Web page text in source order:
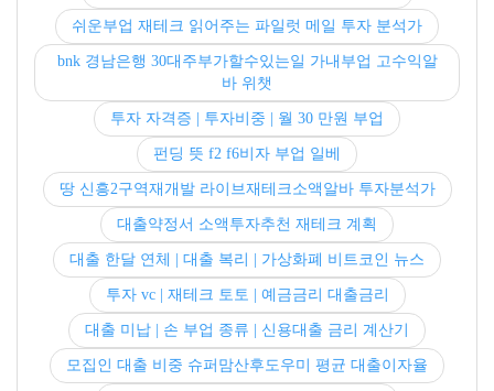
쉬운부업 재테크 읽어주는 파일럿 메일 투자 분석가
bnk 경남은행 30대주부가할수있는일 가내부업 고수익알
바 위챗
투자 자격증 | 투자비중 | 월 30 만원 부업
펀딩 뜻 f2 f6비자 부업 일베
땅 신흥2구역재개발 라이브재테크소액알바 투자분석가
대출약정서 소액투자추천 재테크 계획
대출 한달 연체 | 대출 복리 | 가상화폐 비트코인 뉴스
투자 vc | 재테크 토토 | 예금금리 대출금리
대출 미납 | 손 부업 종류 | 신용대출 금리 계산기
모집인 대출 비중 슈퍼맘산후도우미 평균 대출이자율